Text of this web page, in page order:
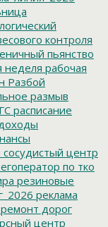
контроля
пьянство
неделя рабочая
Разбой
размыв
расписание
центр
по тко
резиновые
реклама
ремонт дорог
центр